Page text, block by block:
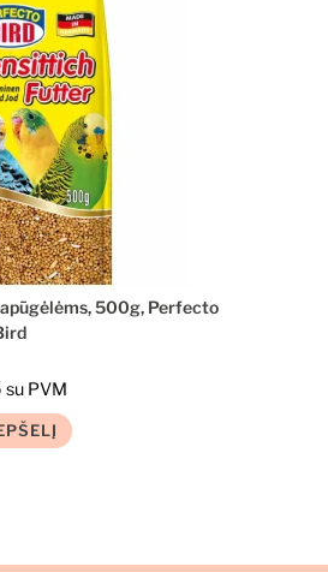
500g, Perfecto
su PVM